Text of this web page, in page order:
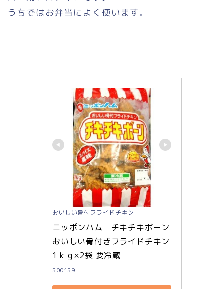
うちではお弁当によく使います。
おいしい骨付フライドチキン
ニッポンハム　チキチキボーン
おいしい骨付きフライドチキン
1ｋｇ×2袋 要冷蔵
500159